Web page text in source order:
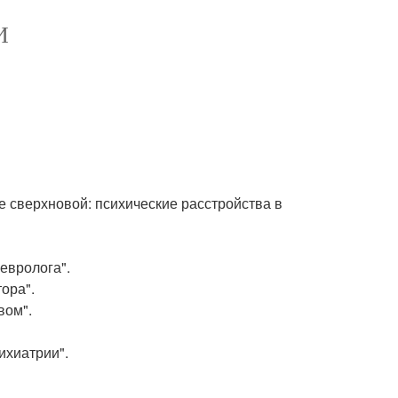
психические расстройства в